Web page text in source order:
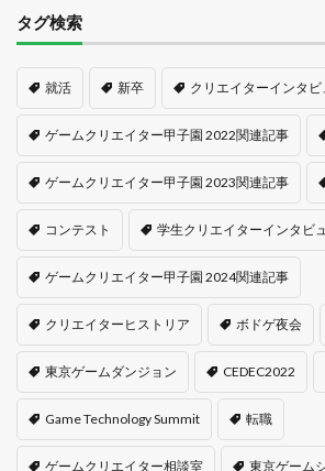
タグ検索
就活 新卒 クリエイターインタビ
ゲームクリエイター甲子園 2022関連記事
ゲームクリエイター甲子園 2023関連記事
コンテスト 学生クリエイターインタビ
ゲームクリエイター甲子園 2024関連記事
クリエイターヒストリア ボドゲ夜会
東京ゲームダンジョン CEDEC2022
Game Technology Summit 転職
ゲームクリエイター相談室 東京ゲーム